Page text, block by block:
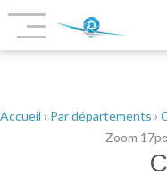
Accueil › Par départements ›
Zoom